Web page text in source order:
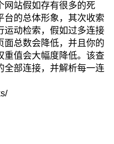
网站假如存有很多的死
台的总体形象，其次收索
运动检索，假如过多连接
面总数会降低，并且你的
重值会大幅度降低。该查
全部连接，并解析每一连